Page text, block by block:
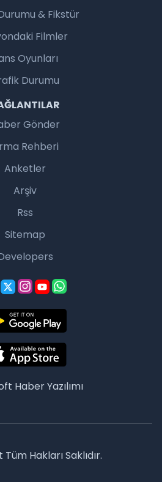
& Fikstür
Filmler
Oyunları
Durumu
Gönder
Rehberi
Anketler
Arşiv
Rss
Sitemap
Haber Yazılımı
Hakları Saklıdır.